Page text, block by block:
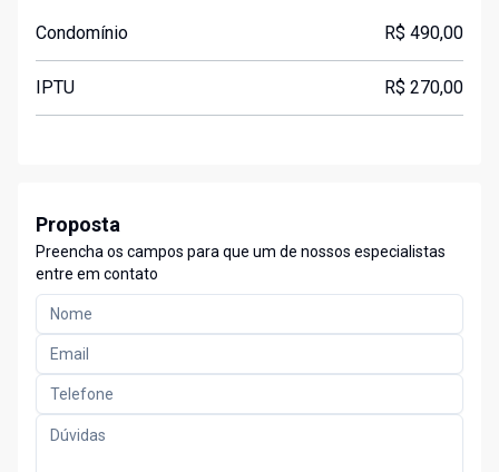
Condomínio R$ 490,00
IPTU R$ 270,00
Proposta
Preencha os campos para que um de nossos especialistas
entre em contato